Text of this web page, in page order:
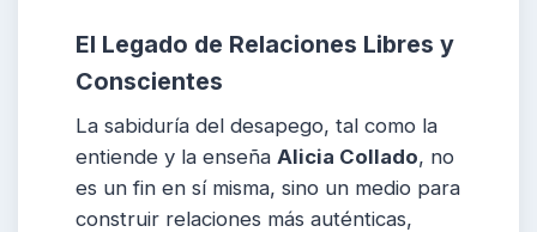
El Legado de Relaciones Libres y
Conscientes
La sabiduría del desapego, tal como la
entiende y la enseña Alicia Collado, no
es un fin en sí misma, sino un medio para
construir relaciones más auténticas,